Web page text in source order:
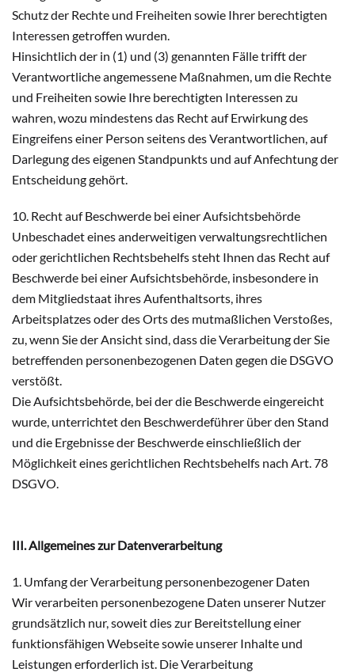
Schutz der Rechte und Freiheiten sowie Ihrer berechtigten
Interessen getroffen wurden.
Hinsichtlich der in (1) und (3) genannten Fälle trifft der
Verantwortliche angemessene Maßnahmen, um die Rechte
und Freiheiten sowie Ihre berechtigten Interessen zu
wahren, wozu mindestens das Recht auf Erwirkung des
Eingreifens einer Person seitens des Verantwortlichen, auf
Darlegung des eigenen Standpunkts und auf Anfechtung der
Entscheidung gehört.
10. Recht auf Beschwerde bei einer Aufsichtsbehörde
Unbeschadet eines anderweitigen verwaltungsrechtlichen
oder gerichtlichen Rechtsbehelfs steht Ihnen das Recht auf
Beschwerde bei einer Aufsichtsbehörde, insbesondere in
dem Mitgliedstaat ihres Aufenthaltsorts, ihres
Arbeitsplatzes oder des Orts des mutmaßlichen Verstoßes,
zu, wenn Sie der Ansicht sind, dass die Verarbeitung der Sie
betreffenden personenbezogenen Daten gegen die DSGVO
verstößt.
Die Aufsichtsbehörde, bei der die Beschwerde eingereicht
wurde, unterrichtet den Beschwerdeführer über den Stand
und die Ergebnisse der Beschwerde einschließlich der
Möglichkeit eines gerichtlichen Rechtsbehelfs nach Art. 78
DSGVO.
III. Allgemeines zur Datenverarbeitung
1. Umfang der Verarbeitung personenbezogener Daten
Wir verarbeiten personenbezogene Daten unserer Nutzer
grundsätzlich nur, soweit dies zur Bereitstellung einer
funktionsfähigen Webseite sowie unserer Inhalte und
Leistungen erforderlich ist. Die Verarbeitung